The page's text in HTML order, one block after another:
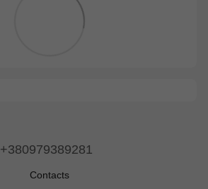
+380979389281
Contacts